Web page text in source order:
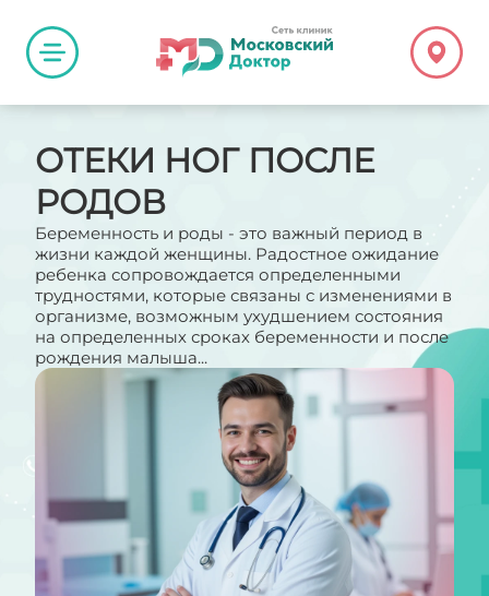
ОТЕКИ НОГ ПОСЛЕ
РОДОВ
Беременность и роды - это важный период в
жизни каждой женщины. Радостное ожидание
ребенка сопровождается определенными
трудностями, которые связаны с изменениями в
организме, возможным ухудшением состояния
на определенных сроках беременности и после
рождения малыша...